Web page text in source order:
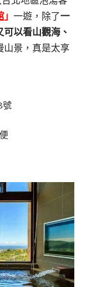
」 一遊，除了一
可以看山觀海、
山景，真是太享
號